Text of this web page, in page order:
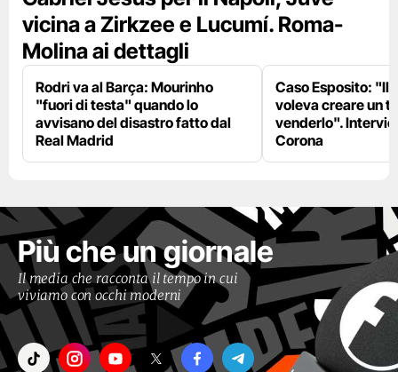
vicina a Zirkzee e Lucumí. Roma-
Molina ai dettagli
Rodri va al Barça: Mourinho
"fuori di testa" quando lo
avvisano del disastro fatto dal
Real Madrid
Caso Esposito: "Il
voleva creare un
venderlo".
Corona
Più che un giornale
Il media che racconta il tempo in cui
viviamo con occhi moderni